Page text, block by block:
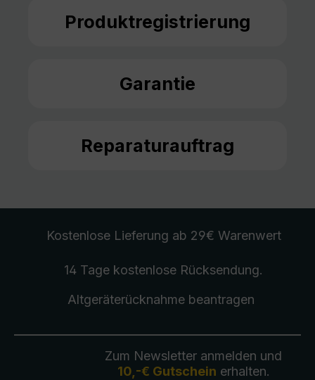
Produktregistrierung
Garantie
Reparaturauftrag
Kostenlose Lieferung ab 29€ Warenwert
14 Tage kostenlose Rücksendung.
Altgeräterücknahmebeantragen
Zum Newsletter anmelden und
10,-€ Gutschein erhalten.